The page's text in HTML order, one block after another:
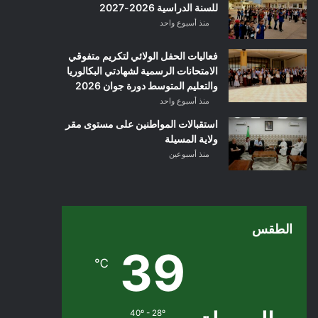
للسنة الدراسية 2026-2027
منذ أسبوع واحد
فعاليات الحفل الولائي لتكريم متفوقي
الامتحانات الرسمية لشهادتي البكالوريا
والتعليم المتوسط دورة جوان 2026
منذ أسبوع واحد
استقبالات المواطنين على مستوى مقر
ولاية المسيلة
منذ أسبوعين
الطقس
39
℃
40º - 28º